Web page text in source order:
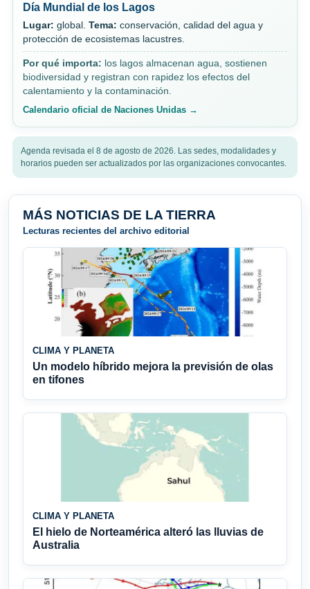
Día Mundial de los Lagos
Lugar: global. Tema: conservación, calidad del agua y
protección de ecosistemas lacustres.
Por qué importa: los lagos almacenan agua, sostienen
biodiversidad y registran con rapidez los efectos del
calentamiento y la contaminación.
Calendario oficial de Naciones Unidas →
Agenda revisada el 8 de agosto de 2026. Las sedes, modalidades y
horarios pueden ser actualizados por las organizaciones convocantes.
MÁS NOTICIAS DE LA TIERRA
Lecturas recientes del archivo editorial
CLIMA Y PLANETA
Un modelo híbrido mejora la previsión de olas
en tifones
CLIMA Y PLANETA
El hielo de Norteamérica alteró las lluvias de
Australia